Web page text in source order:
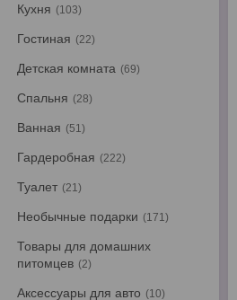
Кухня 103
Гостиная 22
Детская комната 69
Спальня 28
Ванная 51
Гардеробная 222
Туалет 21
Необычные подарки 171
Товары для домашних
питомцев
2
Аксессуары для авто 10